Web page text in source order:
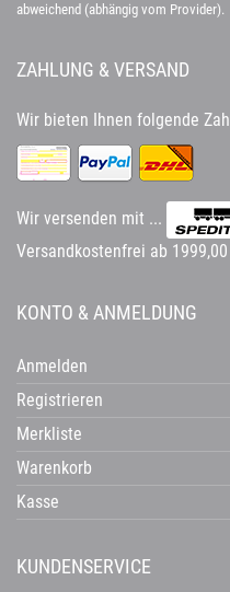
abweichend (abhängig vom Provider).
ZAHLUNG & VERSAND
Wir bieten Ihnen folgende
Wir versenden mit ...
Versandkostenfrei ab
KONTO & ANMELDUNG
Anmelden
Registrieren
Merkliste
Warenkorb
Kasse
KUNDENSERVICE